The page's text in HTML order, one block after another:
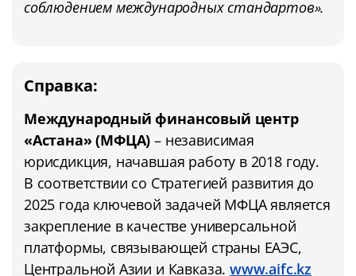
соблюдением международных стандартов».
Справка:
Международный финансовый центр
«Астана» (МФЦА) – независимая
юрисдикция, начавшая работу в 2018 году.
В соответствии со Стратегией развития до
2025 года ключевой задачей МФЦА является
закрепление в качестве универсальной
платформы, связывающей страны ЕАЭС,
Центральной Азии и Кавказа. www.aifc.kz